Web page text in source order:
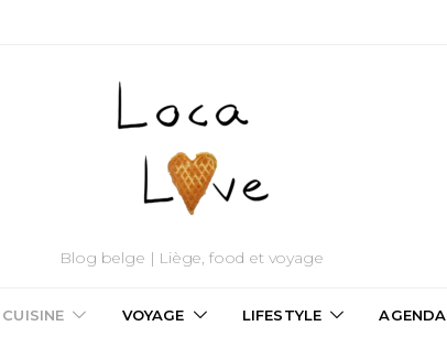
Blog belge | Liège, food et voyage
CUISINE VOYAGE LIFESTYLE AGENDA